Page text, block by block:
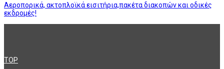
Αεροπορικά, ακτοπλοϊκά εισιτήρια,πακέτα διακοπών και οδικές
εκδρομές!
TOP